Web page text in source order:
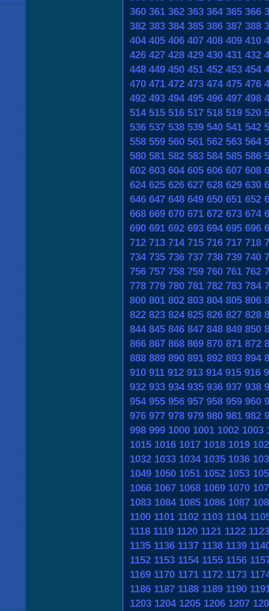
360 361 362 363 364 365 366
382 383 384 385 386 387 388
404 405 406 407 408 409 410
426 427 428 429 430 431 432
448 449 450 451 452 453 454
470 471 472 473 474 475 476
492 493 494 495 496 497 498
514 515 516 517 518 519 520
536 537 538 539 540 541 542
558 559 560 561 562 563 564
580 581 582 583 584 585 586
602 603 604 605 606 607 608
624 625 626 627 628 629 630
646 647 648 649 650 651 652
668 669 670 671 672 673 674
690 691 692 693 694 695 696
712 713 714 715 716 717 718
734 735 736 737 738 739 740
756 757 758 759 760 761 762
778 779 780 781 782 783 784
800 801 802 803 804 805 806
822 823 824 825 826 827 828
844 845 846 847 848 849 850
866 867 868 869 870 871 872
888 889 890 891 892 893 894
910 911 912 913 914 915 916
932 933 934 935 936 937 938
954 955 956 957 958 959 960
976 977 978 979 980 981 982
998 999 1000 1001 1002 1003
1015 1016 1017 1018 1019
1032 1033 1034 1035 1036
1049 1050 1051 1052 1053
1066 1067 1068 1069 1070
1083 1084 1085 1086 1087
1100 1101 1102 1103 1104
1118 1119 1120 1121 1122 1123
1135 1136 1137 1138 1139
1152 1153 1154 1155 1156
1169 1170 1171 1172 1173
1186 1187 1188 1189 1190
1203 1204 1205 1206 1207